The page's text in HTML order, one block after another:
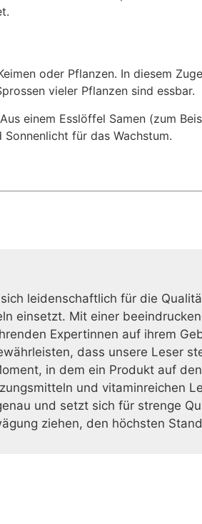
oder Pflanzen. In diesem
vieler Pflanzen sind essbar.
einem Esslöffel Samen (zum
für das Wachstum.
leidenschaftlich für die
einsetzt. Mit einer
Expertinnen auf ihrem
dass unsere Leser
in dem ein Produkt auf
und vitaminreichen
und setzt sich für strenge
ziehen, den höchsten